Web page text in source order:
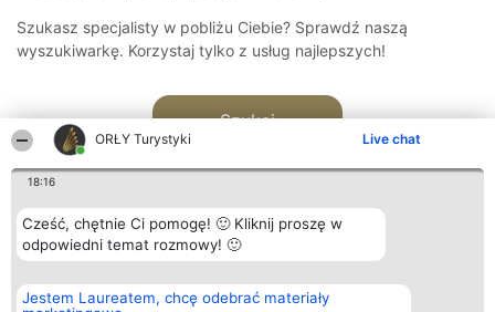
ORŁY Turystyki Live chat
18:16
Cześć, chętnie Ci pomogę! 🙂 Kliknij proszę w
odpowiedni temat rozmowy! 🙂
Jestem Laureatem, chcę odebrać materiały
Szukasz specjalisty w pobliżu Ciebie? Sprawdź naszą
wyszukiwarkę. Korzystaj tylko z usług najlepszych!
Szukaj
Organizator plebiscytu
Bright Side Solutions sp. z o.
Plebiscyt
Laureaci
Kontakt
Kontakt